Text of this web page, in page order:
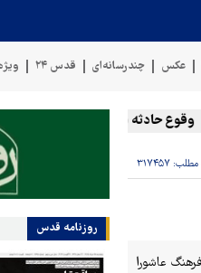
عکس چندرسانه‌ای قدس ۲۴
حادثه دریایی در سواحل عمان
مطلب: ۳۱۷۴۵۷
عاشورا
روزنامه قدس